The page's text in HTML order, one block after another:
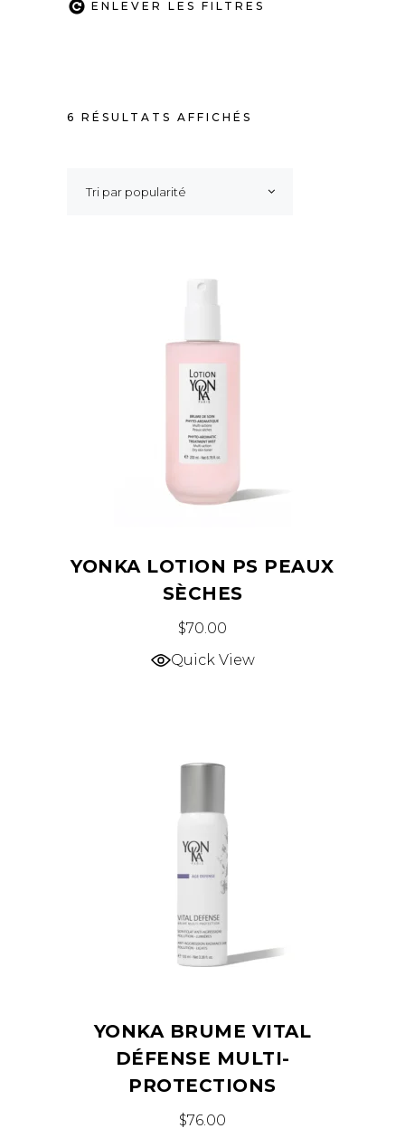
6 RÉSULTATS AFFICHÉS
Tri par popularité
YONKA LOTION PS PEAUX
SÈCHES
$70.00
Quick View
YONKA BRUME VITAL
DÉFENSE MULTI-
PROTECTIONS
$76.00
ENLEVER LES FILTRES